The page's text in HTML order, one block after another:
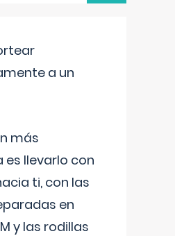
a un
más
es llevarlo con
ti, con las
en
y las rodillas